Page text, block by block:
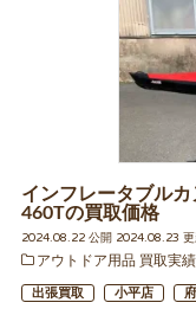
インフレータブル
460Tの買取価格
2024.08.22 公開 2024.08.23 更
アウトドア用品 買取実績
出張買取 小平店